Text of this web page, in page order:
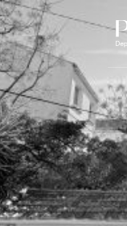
Panneau de gestion des